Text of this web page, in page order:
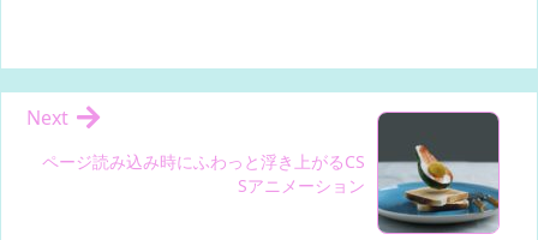
ページ読み込み時にふわっと浮き上がるCS
Sアニメーション
Next